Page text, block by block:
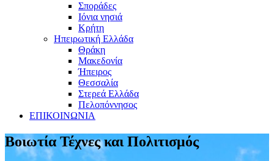
Σποράδες
Ιόνια νησιά
Κρήτη
Ηπειρωτική Ελλάδα
Θράκη
Μακεδονία
Ήπειρος
Θεσσαλία
Στερεά Ελλάδα
Πελοπόννησος
ΕΠΙΚΟΙΝΩΝΙΑ
Βοιωτία Τέχνες και Πολιτισμός